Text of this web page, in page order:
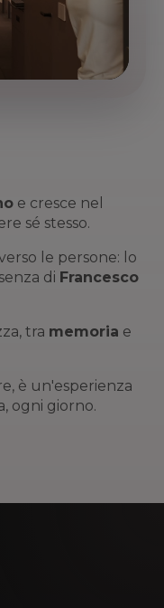
e cresce nel
sé stesso.
le persone: lo
di Francesco
tra memoria e
è un'esperienza
ogni giorno.